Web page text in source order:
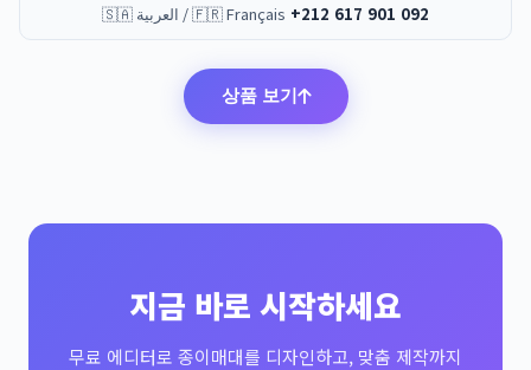
🇸🇦 العربية / 🇫🇷 Français +212 617 901 092
상품 보기
지금 바로 시작하세요
무료 에디터로 종이매대를 디자인하고, 맞춤 제작까지